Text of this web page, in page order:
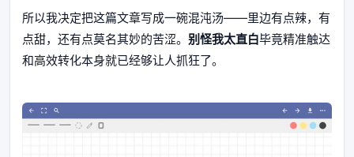
所以我决定把这篇文章写成一碗混沌汤——里边有点辣，有
点甜，还有点莫名其妙的苦涩。 别怪我太直白毕竟精准触达
和高效转化本身就已经够让人抓狂了。